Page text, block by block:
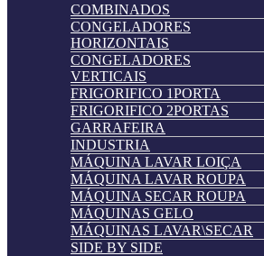
COMBINADOS
CONGELADORES
HORIZONTAIS
CONGELADORES
VERTICAIS
FRIGORIFICO 1PORTA
FRIGORIFICO 2PORTAS
GARRAFEIRA
INDUSTRIA
MÁQUINA LAVAR LOIÇA
MÁQUINA LAVAR ROUPA
MÁQUINA SECAR ROUPA
MÁQUINAS GELO
MÁQUINAS LAVAR\SECAR
SIDE BY SIDE